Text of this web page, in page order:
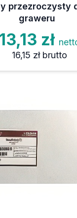
przezroczysty
graweru
13,13 zł
16,15 zł brutto